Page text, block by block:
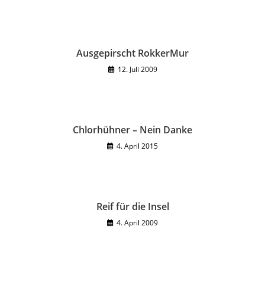
Ausgepirscht RokkerMur
12. Juli 2009
Chlorhühner – Nein Danke
4. April 2015
Reif für die Insel
4. April 2009